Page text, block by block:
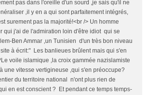
pas dans l'oreille d'un sourd ,je sais qu'il ne
,il y en a qui sont parfaitement intégrés,
surement pas la majorité!<br /> Un homme
qui j'ai de l'admiration loin d'être idiot qui se
Ben Ammar ,un Tunisien d'un très bon niveau
à écrit:" Les banlieues brûlent mais qui s'en
voile islamique ,la croix gammée nazislamiste
une vitesse vertigineuse ,qui s'en préoccupe?
du territoire national n'ont plus rien de
en est conscient ? Et pendant ce temps temps-